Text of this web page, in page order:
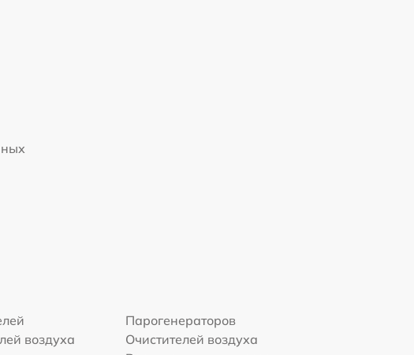
Парогенераторов
воздуха
Очистителей воздуха